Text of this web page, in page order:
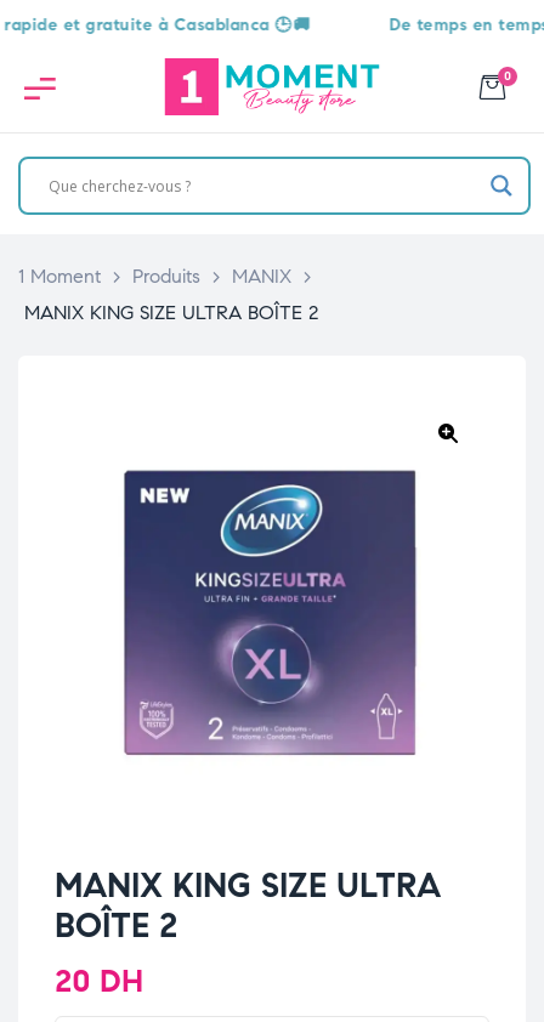
et gratuite à Casablanca 🕒🚚 De temps en temps,
0
1 Moment > Produits > MANIX >
MANIX KING SIZE ULTRA BOÎTE 2
MANIX KING SIZE ULTRA
BOÎTE 2
20 DH